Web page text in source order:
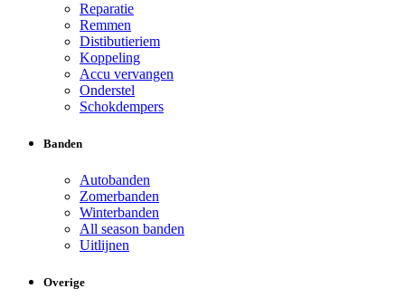
Reparatie
Remmen
Distibutieriem
Koppeling
Accu vervangen
Onderstel
Schokdempers
Banden
Autobanden
Zomerbanden
Winterbanden
All season banden
Uitlijnen
Overige